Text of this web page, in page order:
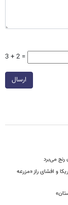
3 + 2 =
ارسال
رنج می‌برد
و افشای راز «مزرعه